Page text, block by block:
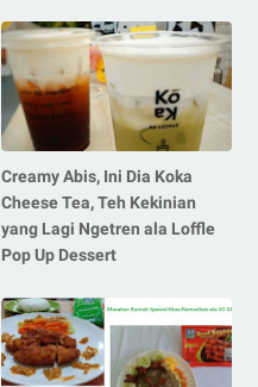
Creamy Abis, Ini Dia Koka
Cheese Tea, Teh Kekinian
yang Lagi Ngetren ala Loffle
Pop Up Dessert